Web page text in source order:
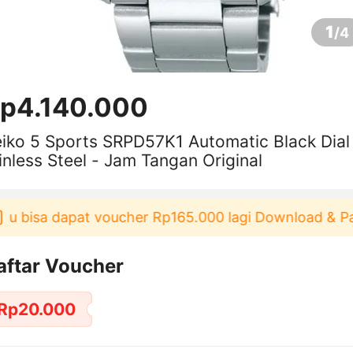
1/4
5 Sports SRPD57K1 Automatic Black Dial
Steel - Jam Tangan Original
dapat voucher Rp165.000 lagi Download & Pakai！
Voucher